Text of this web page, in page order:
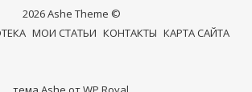
2026 Ashe Theme ©
МОИ СТАТЬИ КОНТАКТЫ КАРТА САЙТА